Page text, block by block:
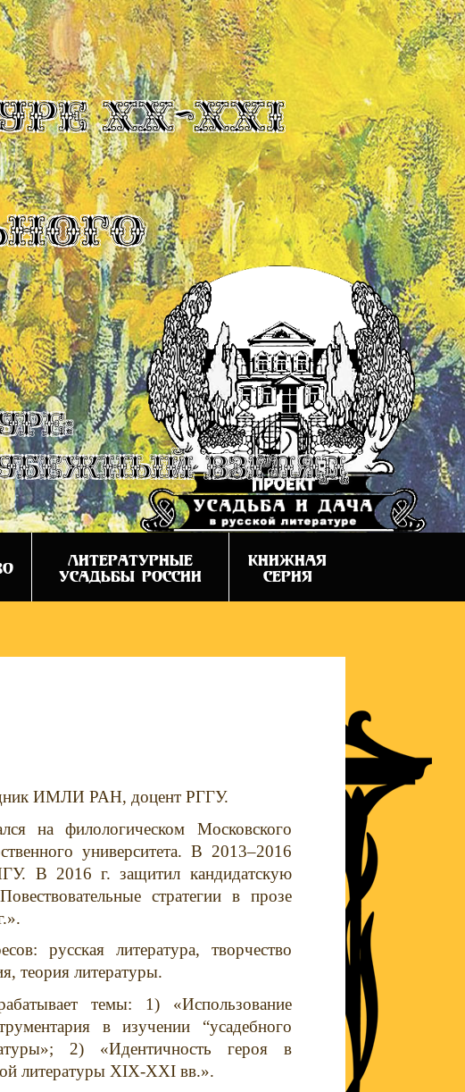
XX-XXI
взгляд
ЛИТЕРАТУРНЫЕ
УСАДЬБЫ РОССИИ
КНИЖНАЯ
СЕРИЯ
ИМЛИ РАН, доцент РГГУ.
на филологическом Московского
университета. В 2013–2016
В 2016 г. защитил кандидатскую
стратегии в прозе
русская литература, творчество
теория литературы.
темы: 1) «Использование
в изучении “усадебного
2) «Идентичность героя в
литературы XIX-XXIвв.».